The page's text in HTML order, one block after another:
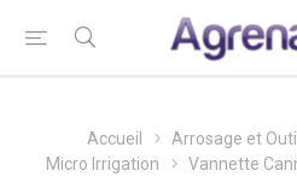
Accueil Arrosage et
Micro Irrigation
Vannette